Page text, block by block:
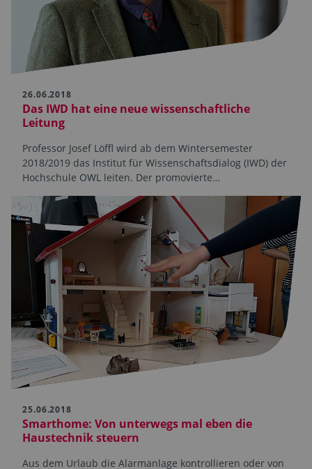
26.06.2018
Das IWD hat eine neue wissenschaftliche
Leitung
Professor Josef Löffl wird ab dem Wintersemester
2018/2019 das Institut für Wissenschaftsdialog (IWD) der
Hochschule OWL leiten. Der promovierte…
25.06.2018
Smarthome: Von unterwegs mal eben die
Haustechnik steuern
Aus dem Urlaub die Alarmanlage kontrollieren oder von